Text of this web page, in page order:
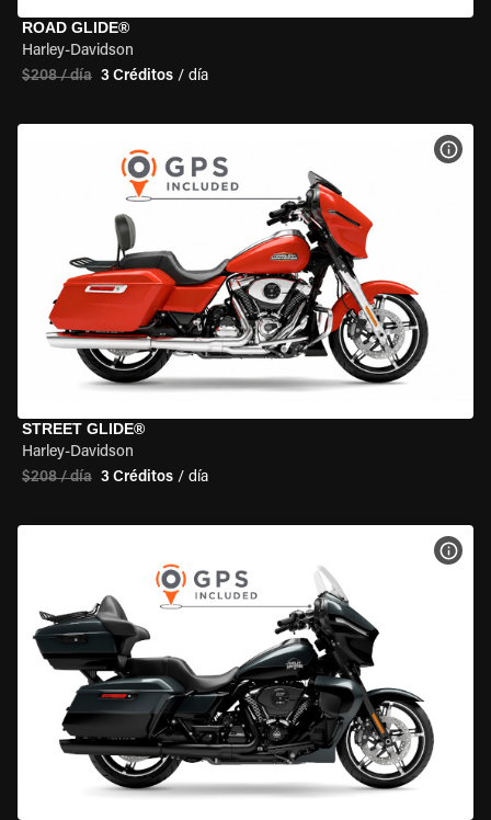
ROAD GLIDE®
Harley-Davidson
$208 / día 3 Créditos / día
STREET GLIDE®
Harley-Davidson
$208 / día 3 Créditos / día
VER
VER